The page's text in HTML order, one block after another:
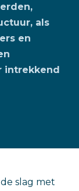
als
en
intrekkend
slag met